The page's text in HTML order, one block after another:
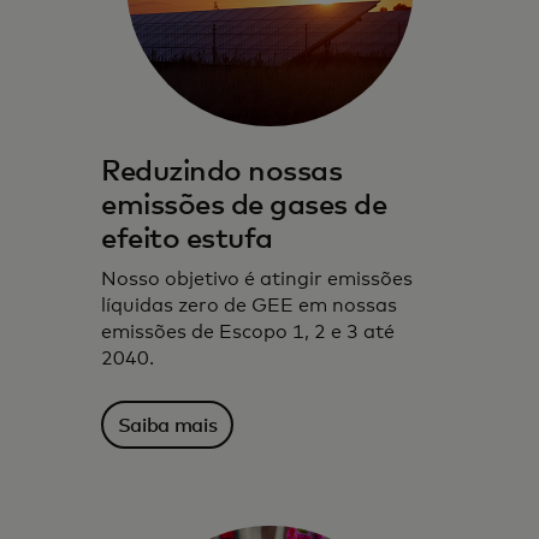
Reduzindo nossas
emissões de gases de
efeito estufa
Nosso objetivo é atingir emissões
líquidas zero de GEE em nossas
emissões de Escopo 1, 2 e 3 até
2040.
Saiba mais